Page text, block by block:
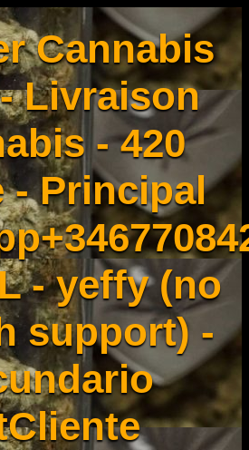
Cannabis
Livraison
- 420
- Principal
- yeffy (no
support) -